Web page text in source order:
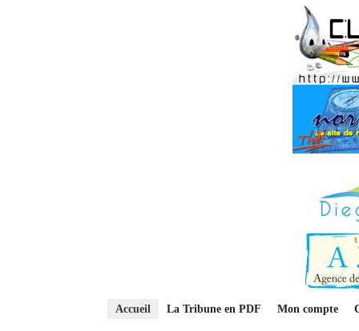
Accueil La Tribune en PDF Mon compte